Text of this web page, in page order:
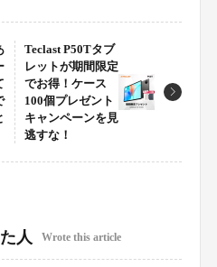
Teclast P50Tタブ
レットが期間限定
でお得！ケース
100個プレゼント
キャンペーンを見
逃すな！
人 Wrote this article